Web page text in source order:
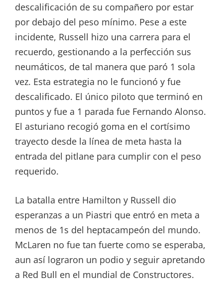
descalificación de su compañero por estar
por debajo del peso mínimo. Pese a este
incidente, Russell hizo una carrera para el
recuerdo, gestionando a la perfección sus
neumáticos, de tal manera que paró 1 sola
vez. Esta estrategia no le funcionó y fue
descalificado. El único piloto que terminó en
puntos y fue a 1 parada fue Fernando Alonso.
El asturiano recogió goma en el cortísimo
trayecto desde la línea de meta hasta la
entrada del pitlane para cumplir con el peso
requerido.
La batalla entre Hamilton y Russell dio
esperanzas a un Piastri que entró en meta a
menos de 1s del heptacampeón del mundo.
McLaren no fue tan fuerte como se esperaba,
aun así lograron un podio y seguir apretando
a Red Bull en el mundial de Constructores.